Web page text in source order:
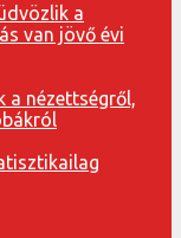
a
van jövő évi
a nézettségről,